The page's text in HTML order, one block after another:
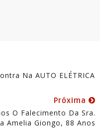
Na AUTO ELÉTRICA
Próxima
O Falecimento Da Sra.
Amelia Giongo, 88 Anos